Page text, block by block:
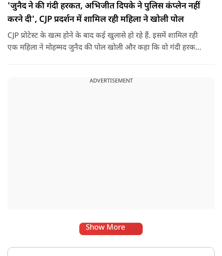
'जुनैद ने की गंदी हरकत, अभिजीत दिपके ने पुलिस कंप्लेन नहीं
करने दी', CJP प्रदर्शन में शामिल रही महिला ने खोली पोल
CJP प्रोटेस्ट के खत्म होने के बाद कई खुलासे हो रहे हैं. इसमें शामिल रही
एक महिला ने मोहम्मद जुनैद की पोल खोली और कहा कि वो गंदी हरकतें
ADVERTISEMENT
Show More